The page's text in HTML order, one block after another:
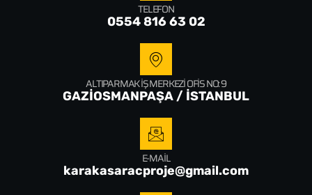
TELEFON
0554 816 63 02
ALTIPARMAK İŞ MERKEZI OFIS NO: 9
GAZİOSMANPAŞA / İSTANBUL
E-MAIL
karakasaracproje@gmail.com